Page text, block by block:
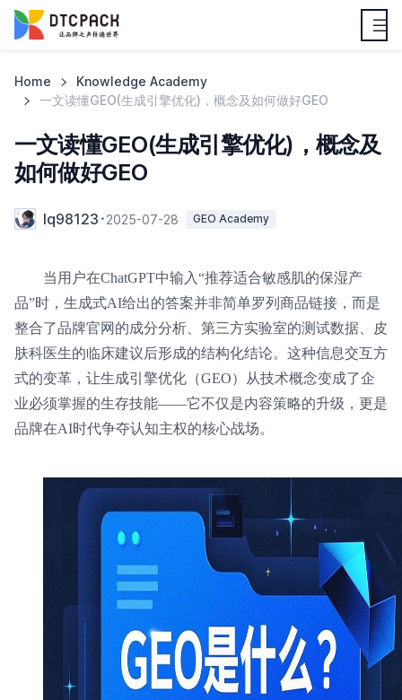
Home
Knowledge Academy
一文读懂GEO(生成引擎优化)，概念及如何做好GEO
一文读懂GEO(生成引擎优化)，概念及
如何做好GEO
lq98123 2025-07-28 GEO Academy
当用户在ChatGPT中输入“推荐适合敏感肌的保湿产
品”时，生成式AI给出的答案并非简单罗列商品链接，而是
整合了品牌官网的成分分析、第三方实验室的测试数据、皮
肤科医生的临床建议后形成的结构化结论。这种信息交互方
式的变革，让生成引擎优化（GEO）从技术概念变成了企
业必须掌握的生存技能——它不仅是内容策略的升级，更是
品牌在AI时代争夺认知主权的核心战场。